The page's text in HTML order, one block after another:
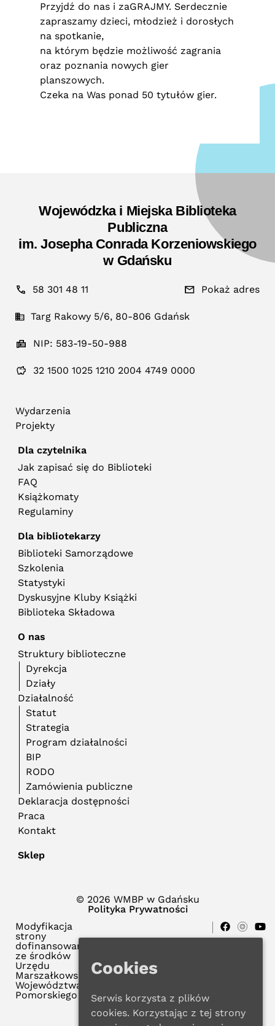
Przyjdź do nas i zaGRAJMY. Serdecznie
zapraszamy dzieci, młodzież i dorosłych
na spotkanie,
na którym będzie możliwość zagrania
oraz poznania nowych gier
planszowych.
Czeka na Was ponad 50 tytułów gier.
Wojewódzka i Miejska Biblioteka
Publiczna
im. Josepha Conrada Korzeniowskiego
w Gdańsku
58 301 48 11 Pokaż adres
Targ Rakowy 5/6, 80-806 Gdańsk
NIP: 583-19-50-988
32 1500 1025 1210 2004 4749 0000
Wydarzenia
Projekty
Dla czytelnika
Jak zapisać się do Biblioteki
FAQ
Książkomaty
Regulaminy
Dla bibliotekarzy
Biblioteki Samorządowe
Szkolenia
Statystyki
Dyskusyjne Kluby Książki
Biblioteka Składowa
O nas
Struktury biblioteczne
Dyrekcja
Działy
Działalność
Statut
Strategia
Program działalności
BIP
RODO
Zamówienia publiczne
Deklaracja dostępności
Praca
Kontakt
Sklep
© 2026 WMBP w Gdańsku
Polityka Prywatności
Modyfikacja
strony
dofinansowana
ze środków
Urzędu
Marszałkowskiego
Województwa
Pomorskiego
Cookies
Serwis korzysta z plików
cookies. Korzystając z tej strony